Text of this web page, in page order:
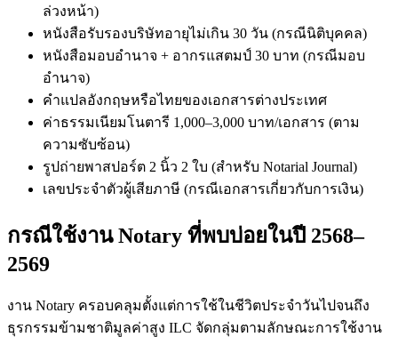
ล่วงหน้า)
หนังสือรับรองบริษัทอายุไม่เกิน 30 วัน (กรณีนิติบุคคล)
หนังสือมอบอำนาจ + อากรแสตมป์ 30 บาท (กรณีมอบ
อำนาจ)
คำแปลอังกฤษหรือไทยของเอกสารต่างประเทศ
ค่าธรรมเนียมโนตารี 1,000–3,000 บาท/เอกสาร (ตาม
ความซับซ้อน)
รูปถ่ายพาสปอร์ต 2 นิ้ว 2 ใบ (สำหรับ Notarial Journal)
เลขประจำตัวผู้เสียภาษี (กรณีเอกสารเกี่ยวกับการเงิน)
กรณีใช้งาน Notary ที่พบบ่อยในปี 2568–
2569
งาน Notary ครอบคลุมตั้งแต่การใช้ในชีวิตประจำวันไปจนถึง
ธุรกรรมข้ามชาติมูลค่าสูง ILC จัดกลุ่มตามลักษณะการใช้งาน